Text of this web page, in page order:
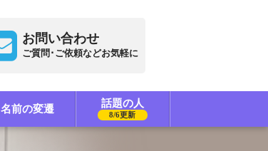
お問い合わせ
ご質問･ご依頼などお気軽に
名前の変遷 話題の人
8/6更新